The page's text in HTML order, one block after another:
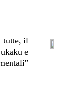
tutte, il
e